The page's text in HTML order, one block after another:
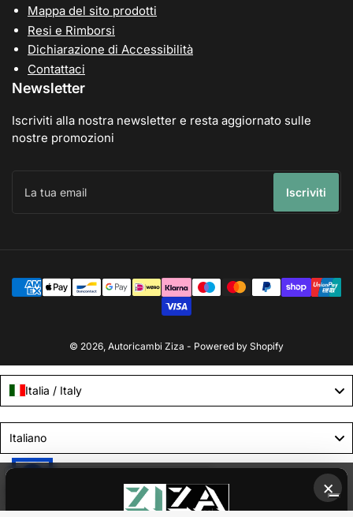
Mappa del sito prodotti
Resi e Rimborsi
Dichiarazione di Accessibilità
Contattaci
Newsletter
Iscriviti alla nostra newsletter e resta aggiornato sulle
nostre promozioni
tua
Iscriviti
Modalità
di
pagamento
© 2026, Autoricambi Ziza - Powered by Shopify
Italia / Italy
Italiano
×